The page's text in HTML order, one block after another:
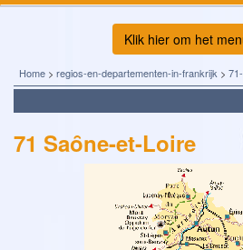
Klik hier om het
Home > regios-en-departementen-in-frankrijk >
71 Saȏne-et-Loire